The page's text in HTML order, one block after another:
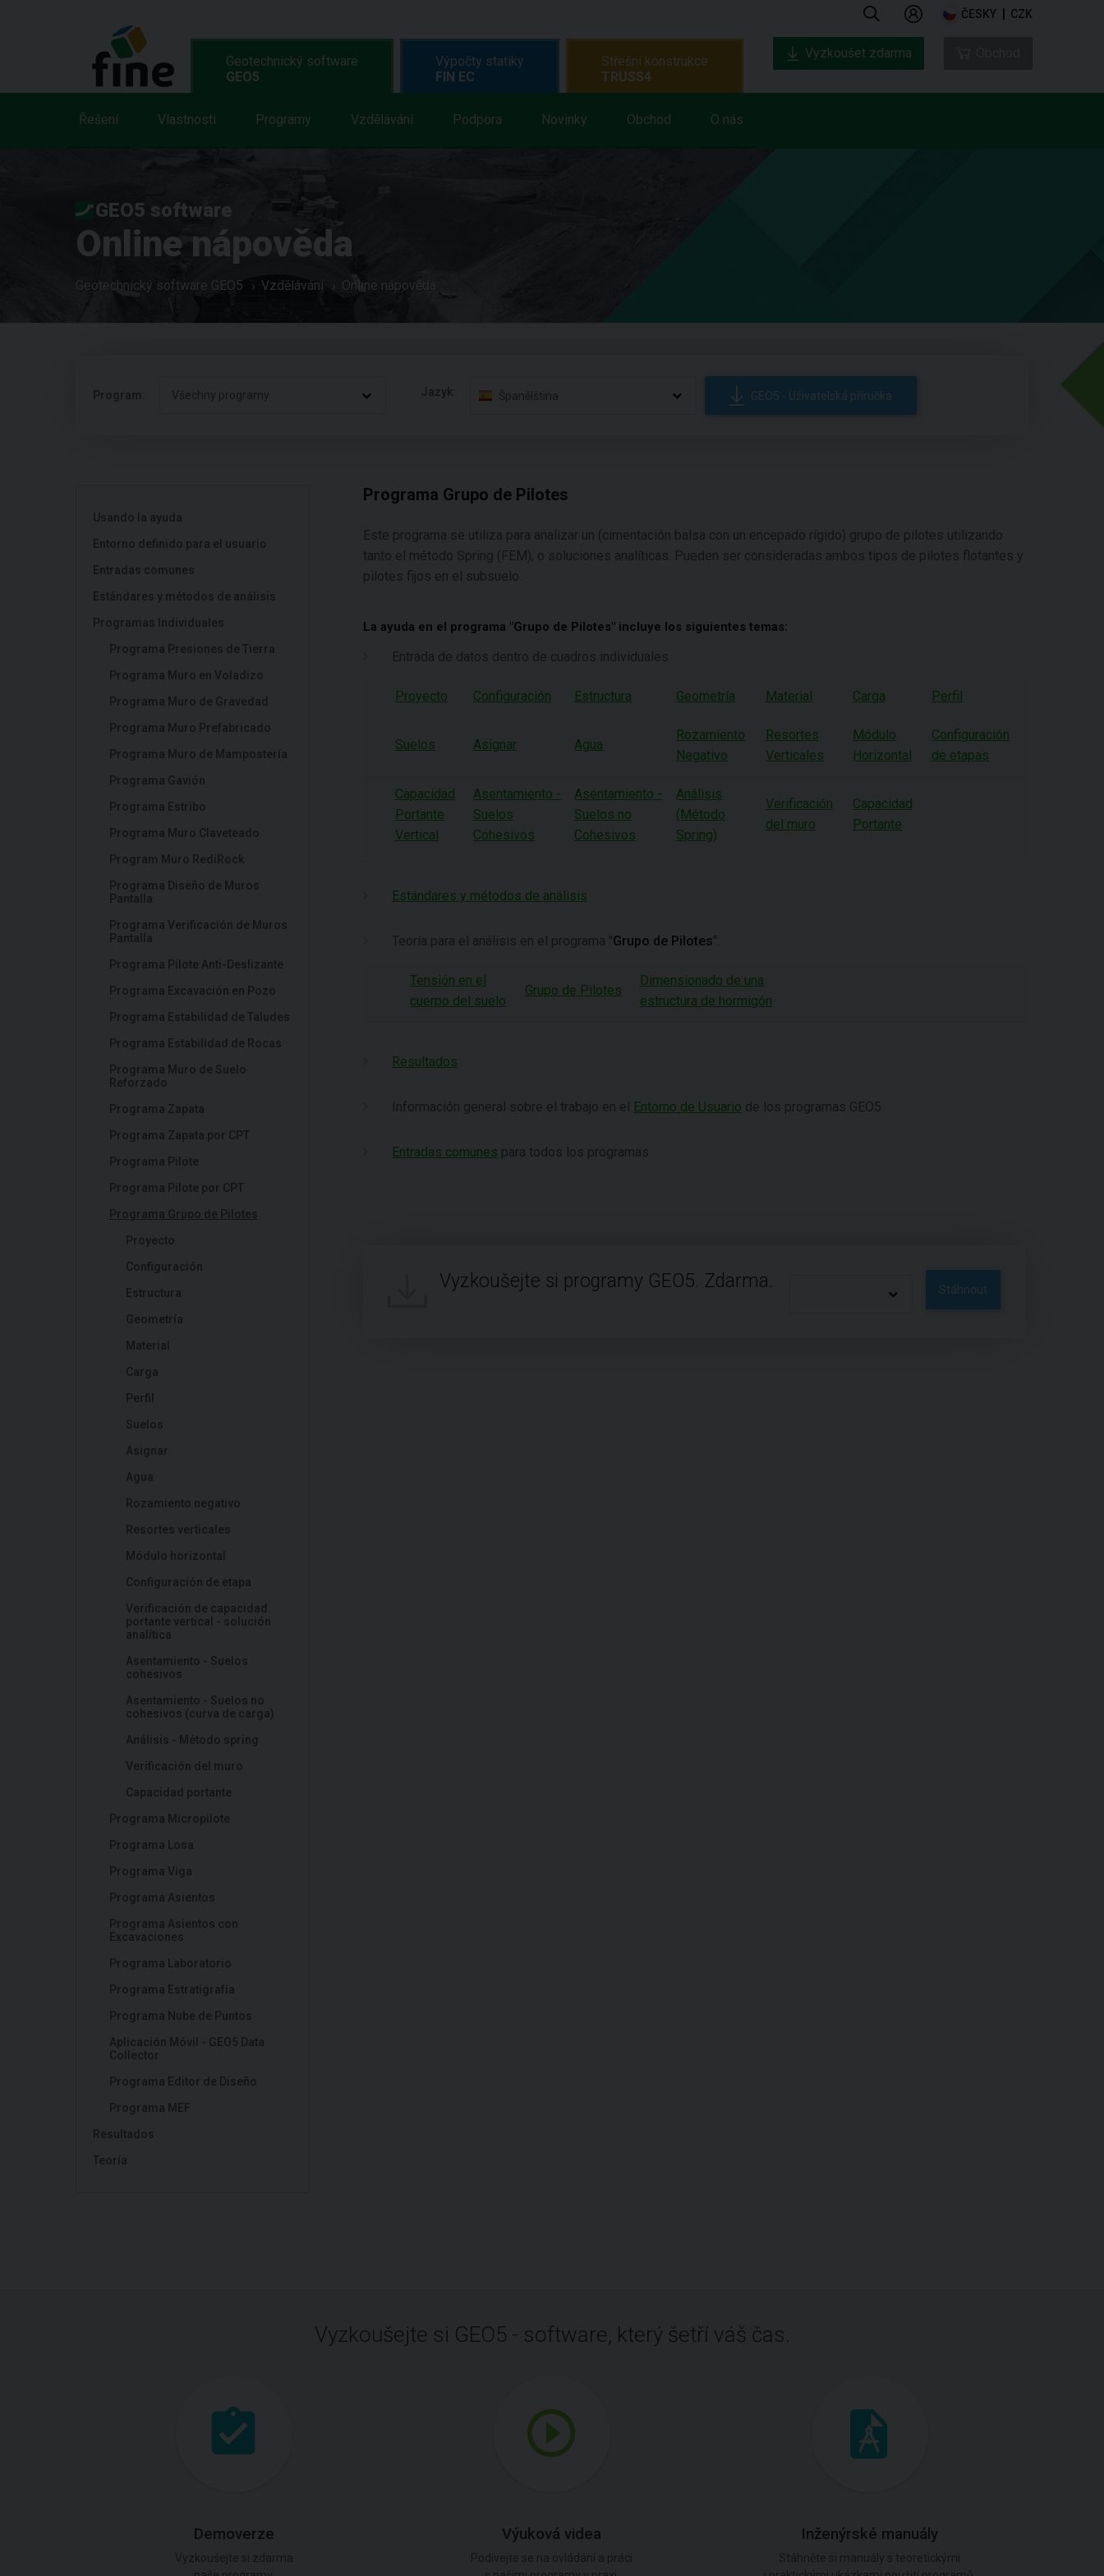
ČESKY CZK
Geotechnický software
GEO5
Řešení Vlastnosti Programy Vzdělávání Podpora Novinky Obchod O nás
Výpočty statiky
FIN EC
Střešní konstrukce
TRUSS4
Vyzkoušet zdarma
GEO5 software
Online nápověda
Geotechnický software GEO5 Vzdělávání Online nápověda
Program: Všechny programy Jazyk: Španělština GEO5 - Uživatelská příručka
Usando la ayuda
Entorno definido para el usuario
Entradas comunes
Estándares y métodos de análisis
Programas Individuales
Programa Presiones de Tierra
Programa Muro en Voladizo
Programa Muro de Gravedad
Programa Muro Prefabricado
Programa Muro de Mampostería
Programa Gavión
Programa Estribo
Programa Muro Claveteado
Program Muro RediRock
Programa Diseño de Muros
Pantalla
Programa Verificación de Muros
Pantalla
Programa Pilote Anti-Deslizante
Programa Excavación en Pozo
Programa Estabilidad de Taludes
Programa Estabilidad de Rocas
Programa Muro de Suelo
Reforzado
Programa Zapata
Programa Zapata por CPT
Programa Pilote
Programa Pilote por CPT
Programa Grupo de Pilotes
Proyecto
Configuración
Estructura
Geometría
Material
Carga
Perfil
Suelos
Asignar
Agua
Rozamiento negativo
Resortes verticales
Módulo horizontal
Configuración de etapa
Verificación de capacidad
portante vertical - solución
analítica
Asentamiento - Suelos
cohesivos
Asentamiento - Suelos no
cohesivos (curva de carga)
Análisis - Método spring
Verificación del muro
Capacidad portante
Programa Micropilote
Programa Losa
Programa Viga
Programa Asientos
Programa Asientos con
Excavaciones
Programa Laboratorio
Programa Estratigrafía
Programa Nube de Puntos
Aplicación Móvil - GEO5 Data
Collector
Programa Editor de Diseño
Programa MEF
Resultados
Teoría
Programa Grupo de Pilotes
Este programa se utiliza para analizar un (cimentación balsa con un encepado rígido) grupo de pilotes utilizando
tanto el método Spring (FEM), o soluciones analíticas. Pueden ser consideradas ambos tipos de pilotes flotantes y
pilotes fijos en el subsuelo.
La ayuda en el programa "Grupo de Pilotes" incluye los siguientes temas:
Entrada de datos dentro de cuadros individuales
Proyecto Configuración Estructura Geometría Material Carga Perfil
Suelos Asignar Agua
Rozamiento
Negativo
Resortes
Verticales
Módulo
Horizontal
Configuración
de etapas
Capacidad
Portante
Vertical
Asentamiento -
Suelos
Cohesivos
Asentamiento -
Suelos no
Cohesivos
Análisis
(Método
Spring)
Verificación
del muro
Capacidad
Portante
Estándares y métodos de análisis
Teoría para el análisis en el programa "Grupo de Pilotes":
Tensión en el
cuerpo del suelo
Grupo de Pilotes
Dimensionado de una
estructura de hormigón
Resultados
Información general sobre el trabajo en el Entorno de Usuario de los programas GEO5
Entradas comunes para todos los programas
Vyzkoušejte si programy GEO5. Zdarma. Stáhnout
Vyzkoušejte si GEO5 - software, který šetří váš čas.
Demoverze Výuková videa Inženýrské manuály